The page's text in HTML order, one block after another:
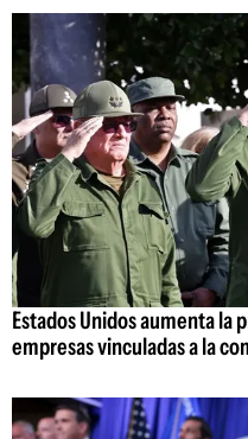
Estados Unidos aumenta la
empresas vinculadas a la